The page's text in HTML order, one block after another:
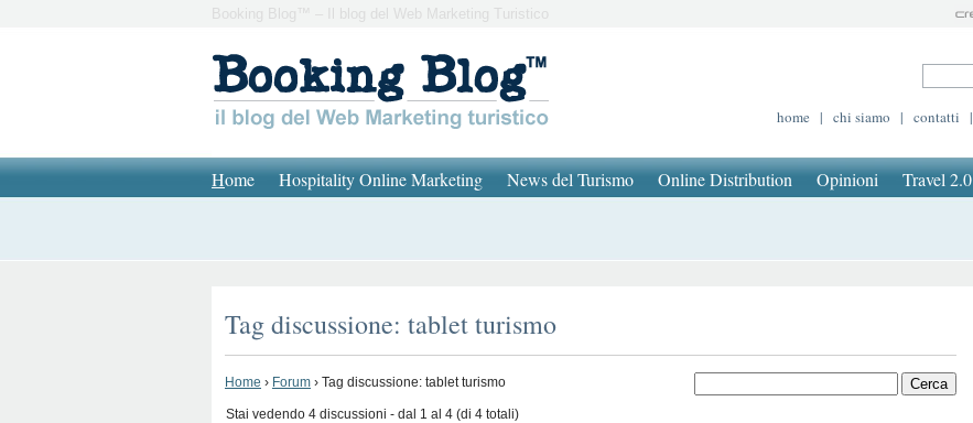
Booking Blog™ – Il blog del Web Marketing Turistico
home | chi siamo | contatti |
Home Hospitality Online Marketing News del Turismo Online Distribution Opinioni Travel 2.0
Tag discussione: tablet turismo
Home › Forum › Tag discussione: tablet turismo
Stai vedendo 4 discussioni - dal 1 al 4 (di 4 totali)